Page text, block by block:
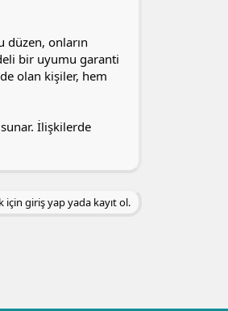
onların
bir uyumu garanti
olan kişiler, hem
İlişkilerde
için giriş yap yada kayıt ol.